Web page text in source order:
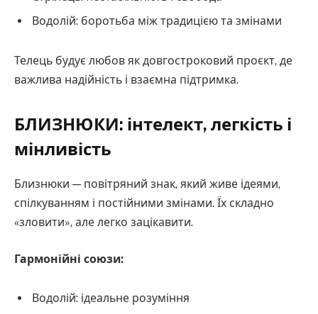
Водолій: боротьба між традицією та змінами
Телець будує любов як довгостроковий проєкт, де
важлива надійність і взаємна підтримка.
БЛИЗНЮКИ: інтелект, легкість і
мінливість
Близнюки — повітряний знак, який живе ідеями,
спілкуванням і постійними змінами. Їх складно
«зловити», але легко зацікавити.
Гармонійні союзи:
Водолій: ідеальне розуміння